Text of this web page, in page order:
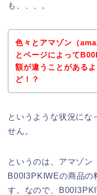
も、、、。
色々とアマゾン（
とページによって
額が違うことがある
ど！？
というような状況にな
せん。
というのは、アマゾン
B00I3PKIWEの商品の
す。なので、